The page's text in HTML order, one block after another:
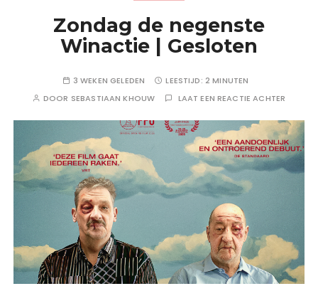
Zondag de negenste
Winactie | Gesloten
3 WEKEN GELEDEN LEESTIJD: 2 MINUTEN
DOOR SEBASTIAAN KHOUW LAAT EEN REACTIE ACHTER